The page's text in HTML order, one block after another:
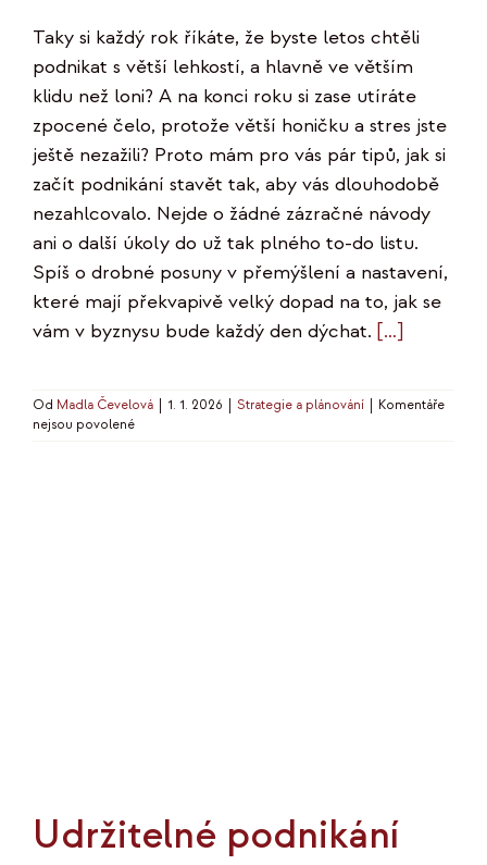
Taky si každý rok říkáte, že byste letos chtěli
podnikat s větší lehkostí, a hlavně ve větším
klidu než loni? A na konci roku si zase utíráte
zpocené čelo, protože větší honičku a stres jste
ještě nezažili? Proto mám pro vás pár tipů, jak si
začít podnikání stavět tak, aby vás dlouhodobě
nezahlcovalo. Nejde o žádné zázračné návody
ani o další úkoly do už tak plného to-do listu.
Spíš o drobné posuny v přemýšlení a nastavení,
které mají překvapivě velký dopad na to, jak se
vám v byznysu bude každý den dýchat. […]
Od Madla Čevelová 1. 1. 2026 Strategie a plánování
Komentáře
nejsou povolenéu
Udržitelné podnikání